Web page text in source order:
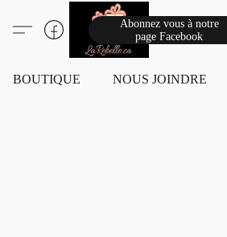
Abonnez vous à notre
page Facebook
BOUTIQUE NOUS JOINDRE